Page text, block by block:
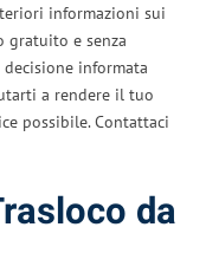
informazioni sui
gratuito e senza
informata
a rendere il tuo
possibile. Contattaci
da